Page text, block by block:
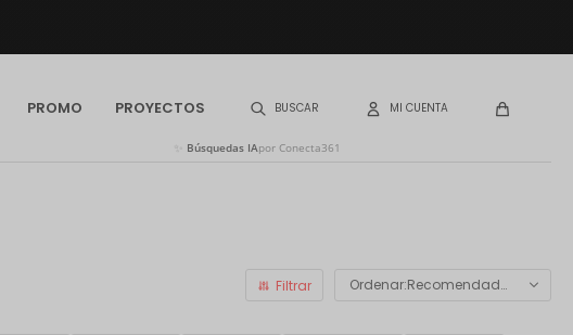
PROMO PROYECTOS
Búsquedas IApor Conecta361
Recomendados